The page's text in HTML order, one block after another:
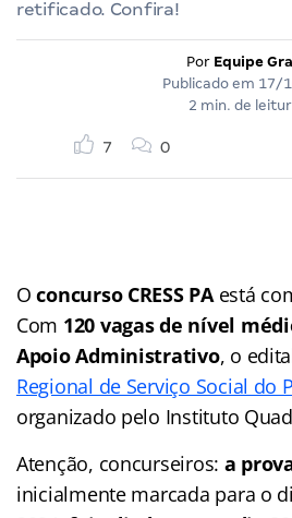
retificado. Confira!
Por Equipe
Publicado em 17/
2 min. de
7 0
Oconcurso CRESS PA está
Com 120 vagas de nível
Apoio Administrativo, o
Regional de Serviço Social do
organizado pelo Instituto
Atenção, concurseiros: a
inicialmente marcada para o